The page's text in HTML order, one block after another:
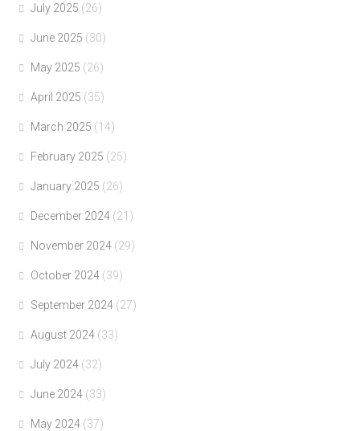
July 2025 (26)
June 2025 (30)
May 2025 (26)
April 2025 (35)
March 2025 (14)
February 2025 (25)
January 2025 (26)
December 2024 (21)
November 2024 (29)
October 2024 (39)
September 2024 (27)
August 2024 (33)
July 2024 (32)
June 2024 (33)
May 2024 (37)